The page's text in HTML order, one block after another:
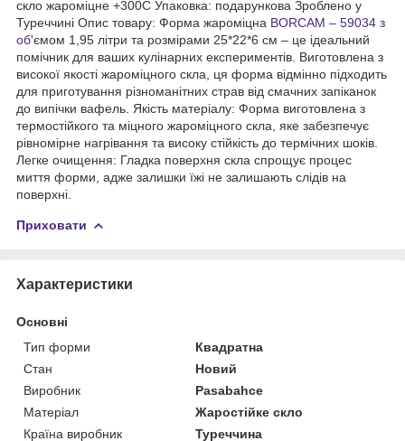
скло жароміцне +300С Упаковка: подарункова Зроблено у
Туреччині Опис товару: Форма жароміцна BORCAM – 59034 з
об'ємом 1,95 літри та розмірами 25*22*6 см – це ідеальний
помічник для ваших кулінарних експериментів. Виготовлена ​​з
високої якості жароміцного скла, ця форма відмінно підходить
для приготування різноманітних страв від смачних запіканок
до випічки вафель. Якість матеріалу: Форма виготовлена ​​з
термостійкого та міцного жароміцного скла, яке забезпечує
рівномірне нагрівання та високу стійкість до термічних шоків.
Легке очищення: Гладка поверхня скла спрощує процес
миття форми, адже залишки їжі не залишають слідів на
поверхні.
Приховати
Характеристики
Основні
Тип форми
Квадратна
Стан
Новий
Виробник
Pasabahce
Матеріал
Жаростійке скло
Країна виробник
Туреччина